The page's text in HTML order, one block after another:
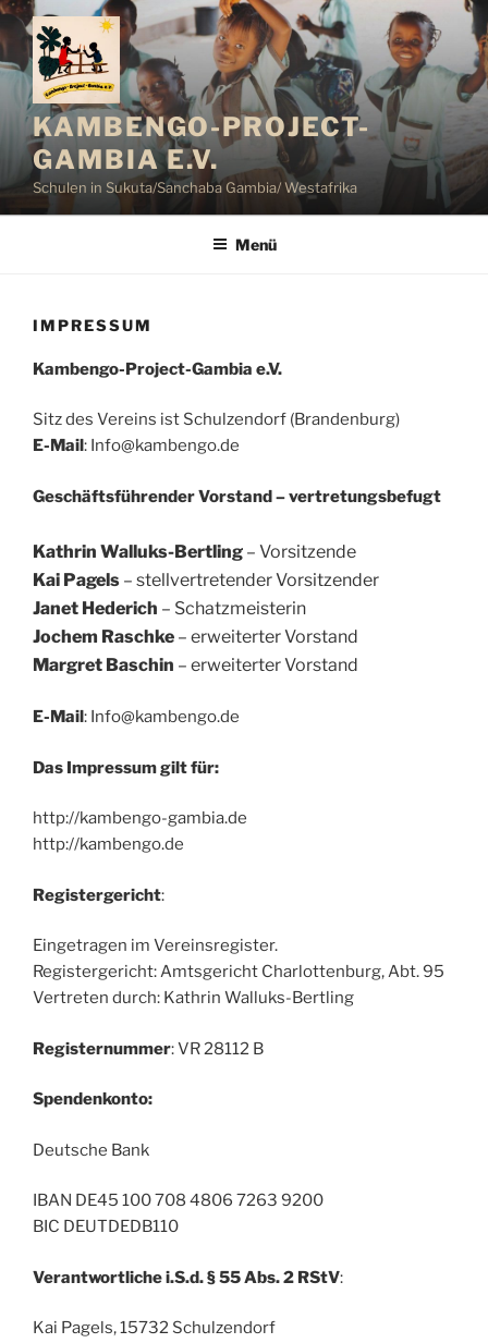
Zum
Inhalt
springen
KAMBENGO-PROJECT-
GAMBIA E.V.
Schulen in Sukuta/Sanchaba Gambia/ Westafrika
Menü
IMPRESSUM
Kambengo-Project-Gambia e.V.
Sitz des Vereins ist Schulzendorf (Brandenburg)
E-Mail : Info@kambengo.de
Geschäftsführender Vorstand – vertretungsbefugt
Kathrin Walluks-Bertling – Vorsitzende
Kai Pagels – stellvertretender Vorsitzender
Janet Hederich – Schatzmeisterin
Jochem Raschke – erweiterter Vorstand
Margret Baschin – erweiterter Vorstand
E-Mail : Info@kambengo.de
Das Impressum gilt für:
http://kambengo-gambia.de
http://kambengo.de
Registergericht:
Eingetragen im Vereinsregister.
Registergericht: Amtsgericht Charlottenburg, Abt. 95
Vertreten durch: Kathrin Walluks-Bertling
Registernummer: VR 28112 B
Spendenkonto:
Deutsche Bank
IBAN DE45 100 708 4806 7263 9200
BIC DEUTDEDB110
Verantwortliche i.S.d. § 55 Abs. 2 RStV:
Kai Pagels, 15732 Schulzendorf